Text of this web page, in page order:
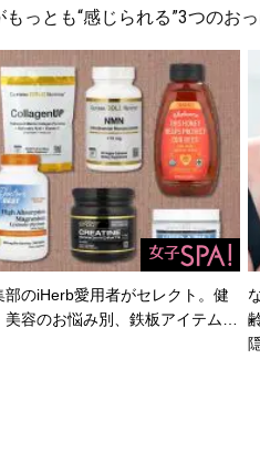
っとも“感じられる”3つのお
部のiHerb愛用者がセレクト。健
美容のお悩み別、鉄板アイテム…